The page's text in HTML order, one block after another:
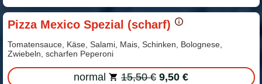
Pizza Mexico Spezial (scharf)
Tomatensauce, Käse, Salami, Mais, Schinken, Bolognese,
Zwiebeln, scharfen Peperoni
normal 15,50 € 9,50 €